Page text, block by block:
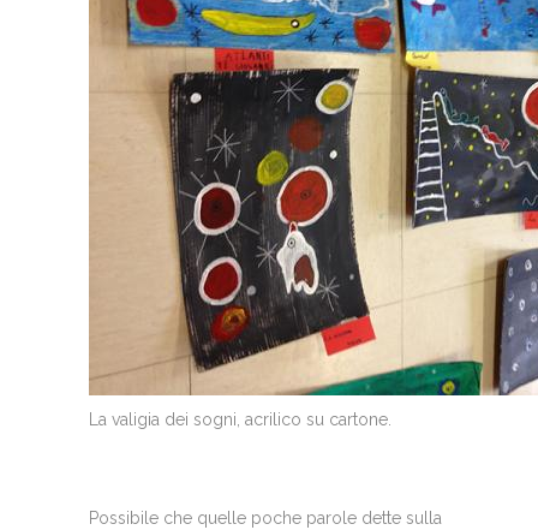
La valigia dei sogni, acrilico su cartone.
Possibile che quelle poche parole dette sulla